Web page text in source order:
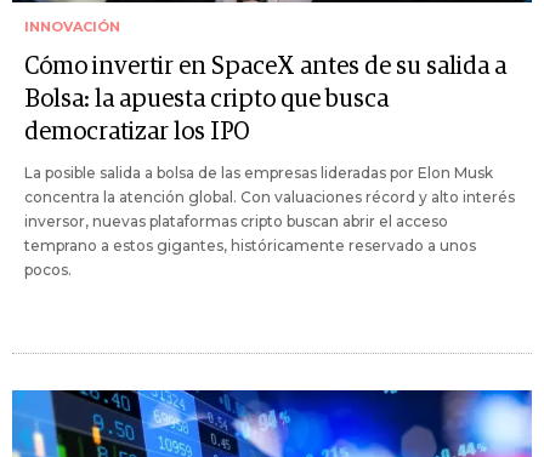
INNOVACIÓN
Cómo invertir en SpaceX antes de su salida a
Bolsa: la apuesta cripto que busca
democratizar los IPO
La posible salida a bolsa de las empresas lideradas por Elon Musk
concentra la atención global. Con valuaciones récord y alto interés
inversor, nuevas plataformas cripto buscan abrir el acceso
temprano a estos gigantes, históricamente reservado a unos
pocos.